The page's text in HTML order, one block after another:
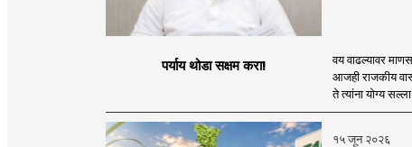
पर्याय थोडा सक्षम करा!
वय वाढल्यावर
आजही राजकीय
ते त्यांना योग्य
१५ जून २०२६